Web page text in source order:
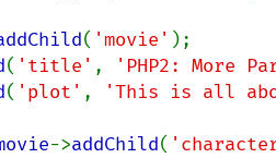
( 'movie'
( 'title' , 'PHP2: More
( 'plot' , 'This is all
->addChild(